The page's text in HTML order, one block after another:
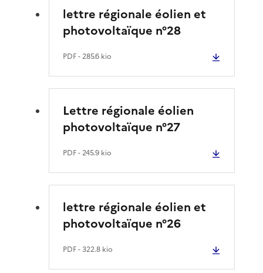
lettre régionale éolien et
photovoltaïque n°28
PDF- 285.6 kio
Lettre régionale éolien
photovoltaïque n°27
PDF- 245.9 kio
lettre régionale éolien et
photovoltaïque n°26
PDF- 322.8 kio